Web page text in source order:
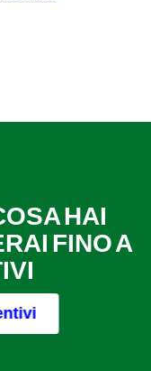
HAI
FINO A